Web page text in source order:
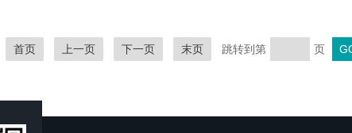
首页 上一页 下一页 末页 跳转到第 页